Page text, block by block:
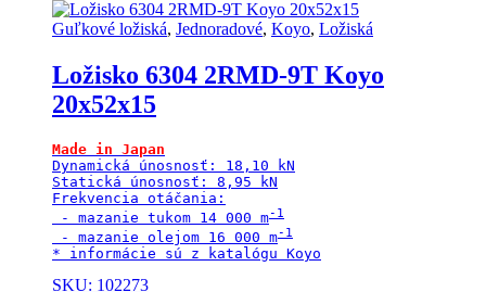
Guľkové ložiská, Jednoradové, Koyo, Ložiská
Ložisko 6304 2RMD-9T Koyo
20x52x15
Made in Japan
Dynamická únosnosť: 18,10 kN
Statická únosnosť: 8,95 kN
Frekvencia otáčania:
- mazanie tukom 14 000 m
- mazanie olejom 16 000 m
* informácie sú z katalógu Koyo
SKU: 102273